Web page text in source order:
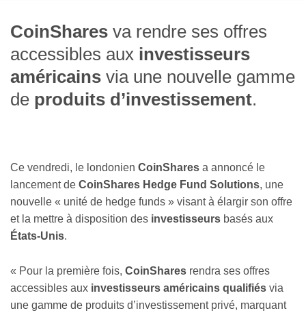
CoinShares va rendre ses offres
accessibles aux investisseurs
américains via une nouvelle gamme
de produits d’investissement.
Ce vendredi, le londonien CoinShares a annoncé le
lancement de CoinShares Hedge Fund Solutions, une
nouvelle « unité de hedge funds » visant à élargir son offre
et la mettre à disposition des investisseurs basés aux
États-Unis.
« Pour la première fois, CoinShares rendra ses offres
accessibles aux investisseurs américains qualifiés via
une gamme de produits d’investissement privé, marquant